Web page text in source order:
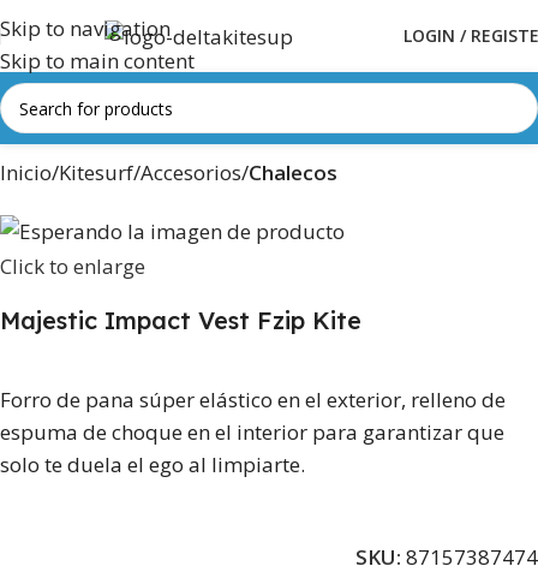
Skip to navigation
Skip to main content
LOGIN /
Inicio Kitesurf Accesorios Chalecos
Click to enlarge
Majestic Impact Vest Fzip Kite
Forro de pana súper elástico en el exterior, relleno de
espuma de choque en el interior para garantizar que
solo te duela el ego al limpiarte.
SKU: 87157387474